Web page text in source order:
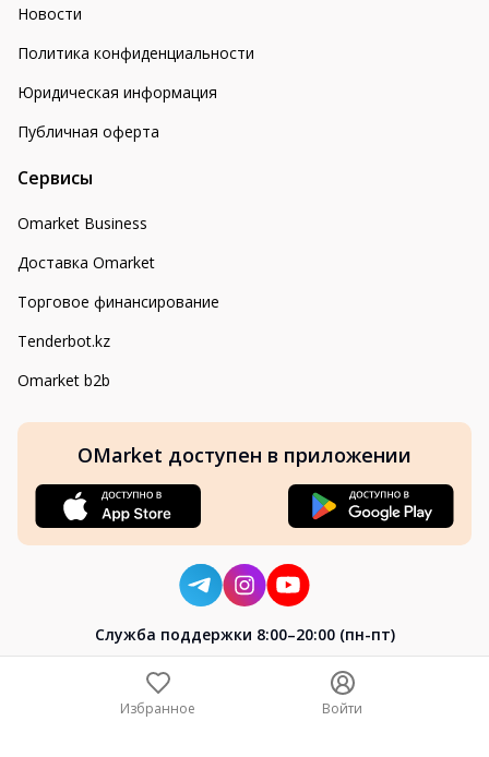
Новости
Политика конфиденциальности
Юридическая информация
Публичная оферта
Сервисы
Omarket Business
Доставка Omarket
Торговое финансирование
Tenderbot.kz
Omarket b2b
OMarket доступен в приложении
Cлужба поддержки 8:00–20:00 (пн-пт)
Избранное Войти